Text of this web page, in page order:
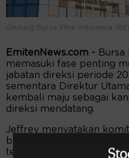
Gedung Bursa Efek Indonesia
EmitenNews.com -
memasuki fase penting
jabatan direksi periode
sementara Direktur
kembali maju sebagai
direksi mendatang.
Jeffrey menyatakan
berbagai program
termasuk ambisi